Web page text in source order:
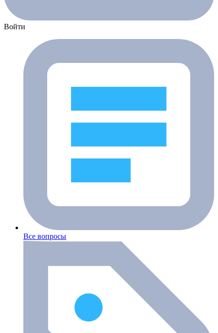
Войти
Все вопросы